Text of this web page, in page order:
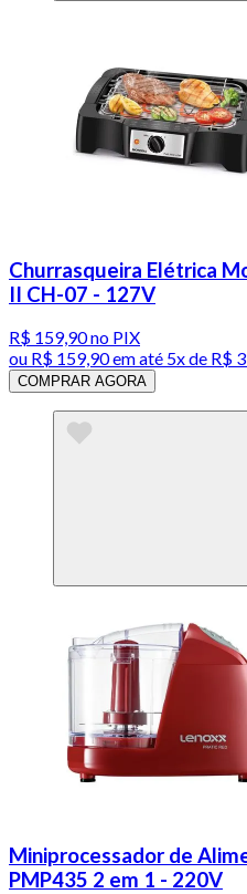
Churrasqueira Elétrica
II CH-07 - 127V
R$ 159,90no PIX
ou R$ 159,90em até 5x de R$
COMPRAR AGORA
Miniprocessador de
PMP435 2 em 1 - 220V